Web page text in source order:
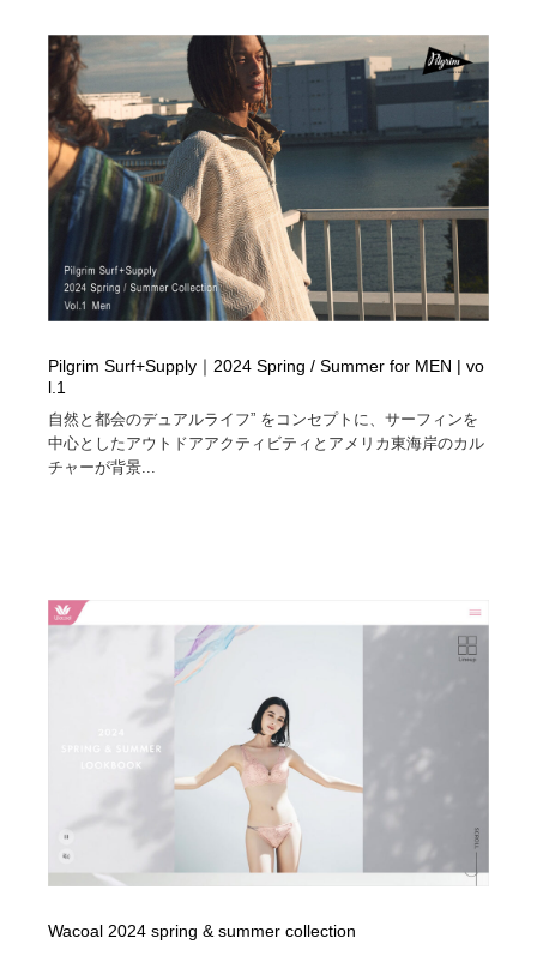
Pilgrim Surf+Supply｜2024 Spring / Summer for MEN | vo
l.1
自然と都会のデュアルライフ” をコンセプトに、サーフィンを
中心としたアウトドアアクティビティとアメリカ東海岸のカル
チャーが背景...
Wacoal 2024 spring & summer collection